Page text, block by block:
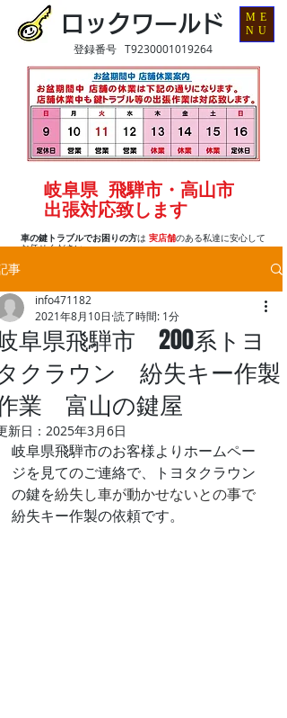
ロックワールド
車の鍵トラブルでお困りの方は 実店舗のある私達に安心して
お任せください
岐阜県 飛騨市・高山市
出張対応致します
登録番号 T9230001019264
ME
NU
事
阜県飛騨市 200系トヨ
クラウン 紛失キー作製
業 富山の鍵屋
info471182
2021年8月10日 読了時間: 1分
新日： 2025年3月6日
岐阜県飛騨市のお客様よりホームペー
ジを見てのご連絡で、トヨタクラウン
の鍵を紛失し車が動かせないとの事で
紛失キー作製の依頼です。